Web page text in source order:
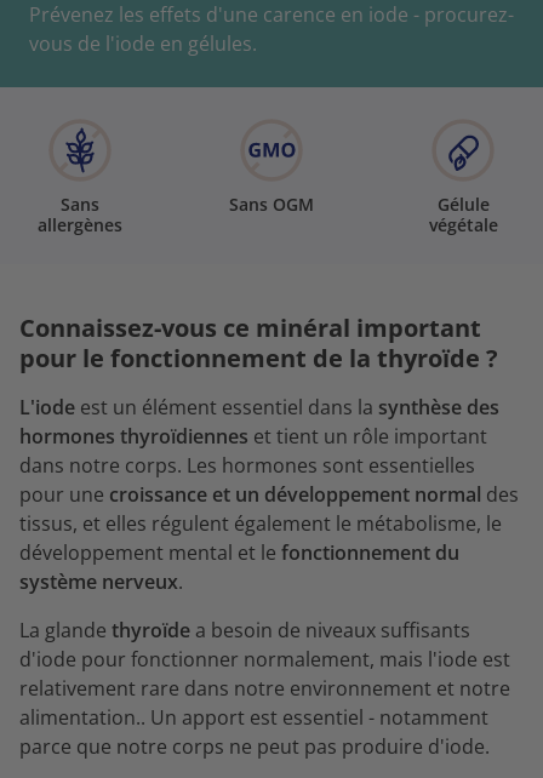
Prévenez les effets d'une carence en iode - procurez-
vous de l'iode en gélules.
Sans
allergènes
Sans OGM
Gélule
végétale
Connaissez-vous ce minéral important
pour le fonctionnement de la thyroïde ?
L'iode est un élément essentiel dans la synthèse des
hormones thyroïdiennes et tient un rôle important
dans notre corps. Les hormones sont essentielles
pour une croissance et un développement normal des
tissus, et elles régulent également le métabolisme, le
développement mental et le fonctionnement du
système nerveux.
La glande thyroïde a besoin de niveaux suffisants
d'iode pour fonctionner normalement, mais l'iode est
relativement rare dans notre environnement et notre
alimentation.. Un apport est essentiel - notamment
parce que notre corps ne peut pas produire d'iode.